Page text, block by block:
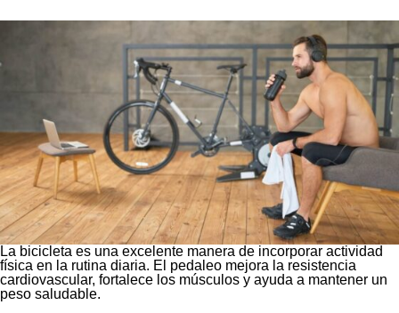
La bicicleta es una excelente manera de incorporar actividad
física en la rutina diaria. El pedaleo mejora la resistencia
cardiovascular, fortalece los músculos y ayuda a mantener un
peso saludable.